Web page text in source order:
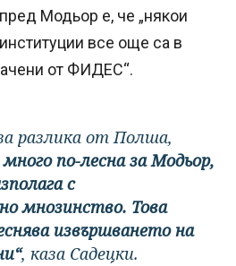
Модьор е, че „някои
все още са в
от ФИДЕС“.
разлика от Полша,
по-лесна за Модьор,
с
мнозинство. Това
извършването на
, каза Садецки.